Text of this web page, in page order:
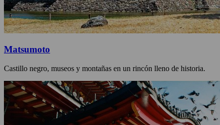
Matsumoto
Castillo negro, museos y montañas en un rincón lleno de historia.